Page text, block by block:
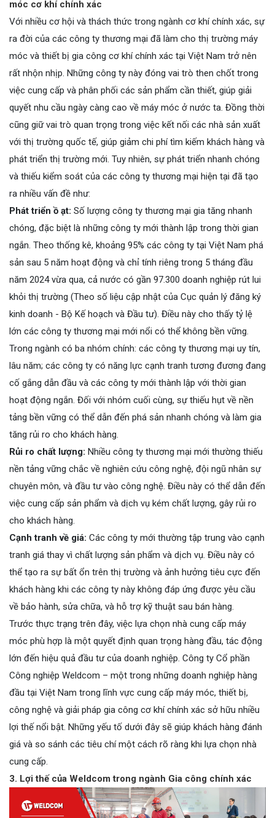
móc cơ khí chính xác
Với nhiều cơ hội và thách thức trong ngành cơ khí chính xác, sự
ra đời của các công ty thương mại đã làm cho thị trường máy
móc và thiết bị gia công cơ khí chính xác tại Việt Nam trở nên
rất nhộn nhịp. Những công ty này đóng vai trò then chốt trong
việc cung cấp và phân phối các sản phẩm cần thiết, giúp giải
quyết nhu cầu ngày càng cao về máy móc ở nước ta. Đồng thời
cũng giữ vai trò quan trọng trong việc kết nối các nhà sản xuất
với thị trường quốc tế, giúp giảm chi phí tìm kiếm khách hàng và
phát triển thị trường mới. Tuy nhiên, sự phát triển nhanh chóng
và thiếu kiểm soát của các công ty thương mại hiện tại đã tạo
ra nhiều vấn đề như:
Phát triển ồ ạt: Số lượng công ty thương mại gia tăng nhanh
chóng, đặc biệt là những công ty mới thành lập trong thời gian
ngắn. Theo thống kê, khoảng 95% các công ty tại Việt Nam phá
sản sau 5 năm hoạt động và chỉ tính riêng trong 5 tháng đầu
năm 2024 vừa qua, cả nước có gần 97.300 doanh nghiệp rút lui
khỏi thị trường (Theo số liệu cập nhật của Cục quản lý đăng ký
kinh doanh - Bộ Kế hoạch và Đầu tư). Điều này cho thấy tỷ lệ
lớn các công ty thương mại mới nổi có thể không bền vững.
Trong ngành có ba nhóm chính: các công ty thương mại uy tín,
lâu năm; các công ty có năng lực cạnh tranh tương đương đang
cố gắng dẫn đầu và các công ty mới thành lập với thời gian
hoạt động ngắn. Đối với nhóm cuối cùng, sự thiếu hụt về nền
tảng bền vững có thể dẫn đến phá sản nhanh chóng và làm gia
tăng rủi ro cho khách hàng.
Rủi ro chất lượng: Nhiều công ty thương mại mới thường thiếu
nền tảng vững chắc về nghiên cứu công nghệ, đội ngũ nhân sự
chuyên môn, và đầu tư vào công nghệ. Điều này có thể dẫn đến
việc cung cấp sản phẩm và dịch vụ kém chất lượng, gây rủi ro
cho khách hàng.
Cạnh tranh về giá: Các công ty mới thường tập trung vào cạnh
tranh giá thay vì chất lượng sản phẩm và dịch vụ. Điều này có
thể tạo ra sự bất ổn trên thị trường và ảnh hưởng tiêu cực đến
khách hàng khi các công ty này không đáp ứng được yêu cầu
về bảo hành, sửa chữa, và hỗ trợ kỹ thuật sau bán hàng.
Trước thực trạng trên đây, việc lựa chọn nhà cung cấp máy
móc phù hợp là một quyết định quan trọng hàng đầu, tác động
lớn đến hiệu quả đầu tư của doanh nghiệp. Công ty Cổ phần
Công nghiệp Weldcom – một trong những doanh nghiệp hàng
đầu tại Việt Nam trong lĩnh vực cung cấp máy móc, thiết bị,
công nghệ và giải pháp gia công cơ khí chính xác sở hữu nhiều
lợi thế nổi bật. Những yếu tố dưới đây sẽ giúp khách hàng đánh
giá và so sánh các tiêu chí một cách rõ ràng khi lựa chọn nhà
cung cấp.
3. Lợi thế của Weldcom trong ngành Gia công chính xác